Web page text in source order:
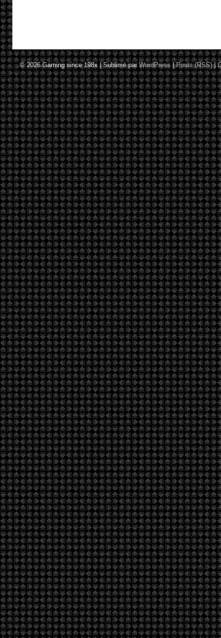
© 2026Gaming since 198x|Sublimé parWordPress |Posts (RSS)|